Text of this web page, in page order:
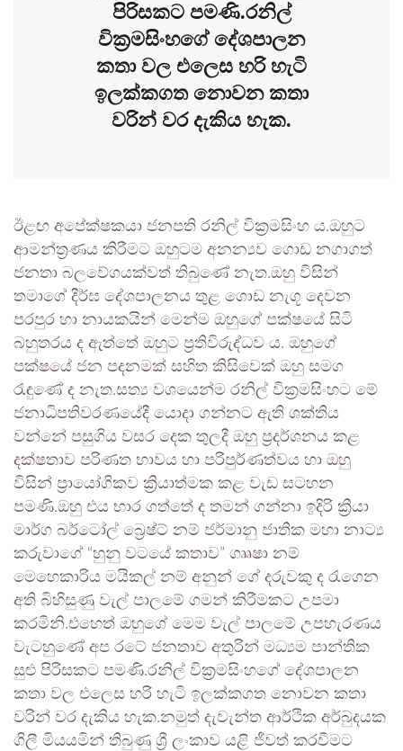
පිරිසකට පමණි.රනිල්
වික්‍රමසිංහගේ දේශපාලන
කතා වල එලෙස හරි හැටි
ඉලක්කගත නොවන කතා
වරින් වර දැකිය හැක.
ඊළඟ අපේක්ෂකයා ජනපති රනිල් වික්‍රමසිංහ ය.ඔහුට
ආමන්ත්‍රණය කිරීමට ඔහුටම අනන්‍යව ගොඩ නගාගත්
ජනතා බලවේගයක්වත් තිබුණේ නැත.ඔහු විසින්
තමාගේ දීර්ඝ දේශපාලනය තුළ ගොඩ නැගූ දෙවන
පරපුර හා නායකයින් මෙන්ම ඔහුගේ පක්ෂයේ සිටි
බහුතරය ද ඇත්තේ ඔහුට ප්‍රතිවිරුද්ධව ය. ඔහුගේ
පක්ෂයේ ජන පදනමක් සහිත කිසිවෙක් ඔහු සමග
රැඳුණේ ද නැත.සත්‍ය වශයෙන්ම රනිල් වික්‍රමසිංහට මේ
ජනාධිපතිවරණයේදී යොදා ගන්නට ඇති ශක්තිය
වන්නේ පසුගිය වසර දෙක තුලදී ඔහු ප්‍රදර්ශනය කළ
දක්ෂතාව පරිණත භාවය හා පරිපුර්ණත්වය හා ඔහු
විසින් ප්‍රායෝගිකව ක්‍රියාත්මක කළ වැඩ සටහන
පමණි.ඔහු එය භාර ගත්තේ ද තමන් ගන්නා ඉදිරි ක්‍රියා
මාර්ග බර්ටෝල් බ්‍රෙෂ්ට් නම් ජර්මානු ජාතික මහා නාට්‍ය
කරුවාගේ “හුනු වටයේ කතාව” ගෲෂා නම්
මෙහෙකාරිය මයිකල් නම් අනුන් ගේ දරුවකු ද රැගෙන
අති බිහිසුණු වැල් පාලමේ ගමන් කිරීමකට උපමා
කරමිනි.එහෙත් ඔහුගේ මෙම වැල් පාලමේ උපහැරණය
වැටහුණේ අප රටේ ජනතාව අතුරින් මධ්‍යම පාන්තික
සුළු පිරිසකට පමණි.රනිල් වික්‍රමසිංහගේ දේශපාලන
කතා වල එලෙස හරි හැටි ඉලක්කගත නොවන කතා
වරින් වර දැකිය හැක.නමුත් දැවැන්‍ත ආර්ථික අර්බුදයක
ගිලී මියයමින් තිබුණු ශ්‍රී ලංකාව යළි ජීවත් කරවීමට